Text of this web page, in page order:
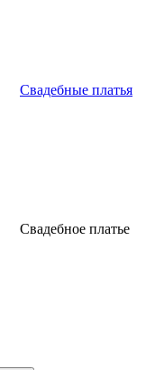
Свадебные платья
Свадебное платье